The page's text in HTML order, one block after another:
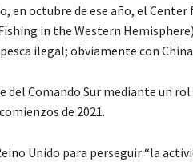
en octubre de ese año, el
in the Western
ilegal; obviamente con
Comando Sur mediante un
de 2021.
Unido para perseguir “la